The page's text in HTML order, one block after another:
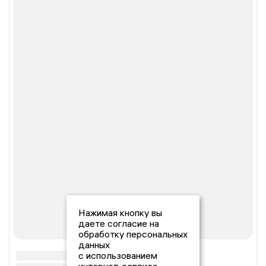
Нажимая кнопку вы
даете согласие на
обработку персональных
данных
с использованием